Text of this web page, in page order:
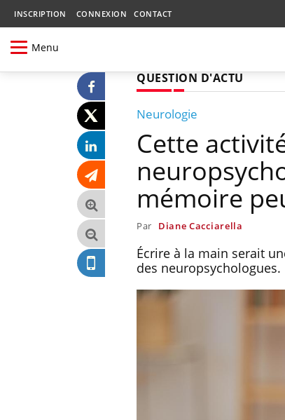
INSCRIPTION CONNEXION CONTACT
Menu
QUESTION D'ACTU
Neurologie
Cette
mémoire
Par Diane Cacciarella
Écrire à la main serait
des neuropsychologues.